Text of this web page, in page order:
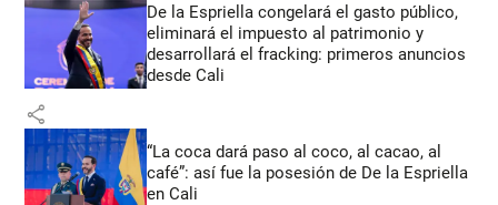
De la Espriella congelará el gasto público,
eliminará el impuesto al patrimonio y
desarrollará el fracking: primeros anuncios
desde Cali
share
“La coca dará paso al coco, al cacao, al
café”: así fue la posesión de De la Espriella
en Cali